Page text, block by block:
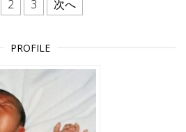
送り
2 3 次へ
PROFILE